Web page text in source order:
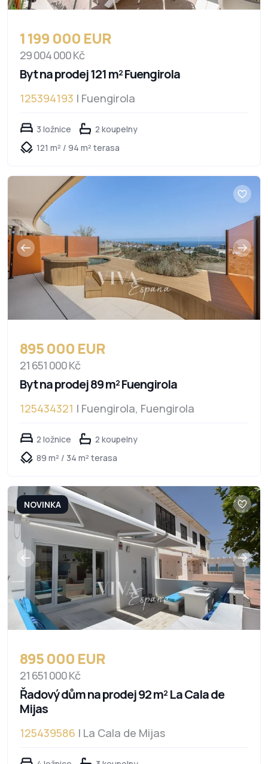
1 199 000 EUR
29 004 000 Kč
Byt na prodej 121 m² Fuengirola
125394193 | Fuengirola
3 ložnice
2 koupelny
121 m² / 94 m² terasa
895 000 EUR
21 651 000 Kč
Byt na prodej 89 m² Fuengirola
125434321 | Fuengirola, Fuengirola
2 ložnice
2 koupelny
89 m² / 34 m² terasa
NOVINKA
895 000 EUR
21 651 000 Kč
Řadový dům na prodej 92 m² La Cala de
Mijas
125439586 | La Cala de Mijas